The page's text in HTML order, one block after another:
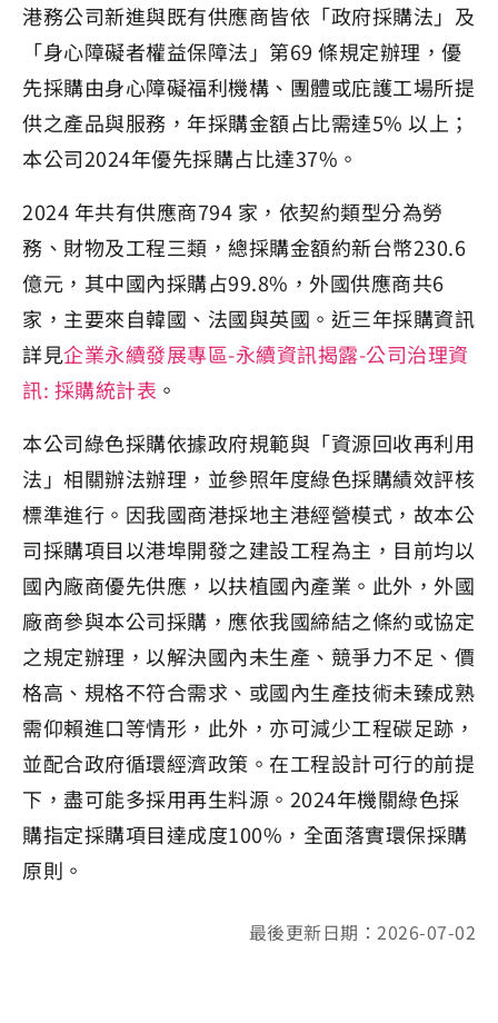
港務公司新進與既有供應商皆依「政府採購法」及
「身心障礙者權益保障法」第69 條規定辦理，優
先採購由身心障礙福利機構、團體或庇護工場所提
供之產品與服務，年採購金額占比需達5% 以上；
本公司2024年優先採購占比達37%。
2024 年共有供應商794 家，依契約類型分為勞
務、財物及工程三類，總採購金額約新台幣230.6
億元，其中國內採購占99.8%，外國供應商共6
家，主要來自韓國、法國與英國。近三年採購資訊
詳見企業永續發展專區-永續資訊揭露-公司治理資
訊: 採購統計表 。
本公司綠色採購依據政府規範與「資源回收再利用
法」相關辦法辦理，並參照年度綠色採購績效評核
標準進行。因我國商港採地主港經營模式，故本公
司採購項目以港埠開發之建設工程為主，目前均以
國內廠商優先供應，以扶植國內產業。此外，外國
廠商參與本公司採購，應依我國締結之條約或協定
之規定辦理，以解決國內未生產、競爭力不足、價
格高、規格不符合需求、或國內生產技術未臻成熟
需仰賴進口等情形，此外，亦可減少工程碳足跡，
並配合政府循環經濟政策。在工程設計可行的前提
下，盡可能多採用再生料源。2024年機關綠色採
購指定採購項目達成度100%，全面落實環保採購
原則。
最後更新日期：2026-07-02